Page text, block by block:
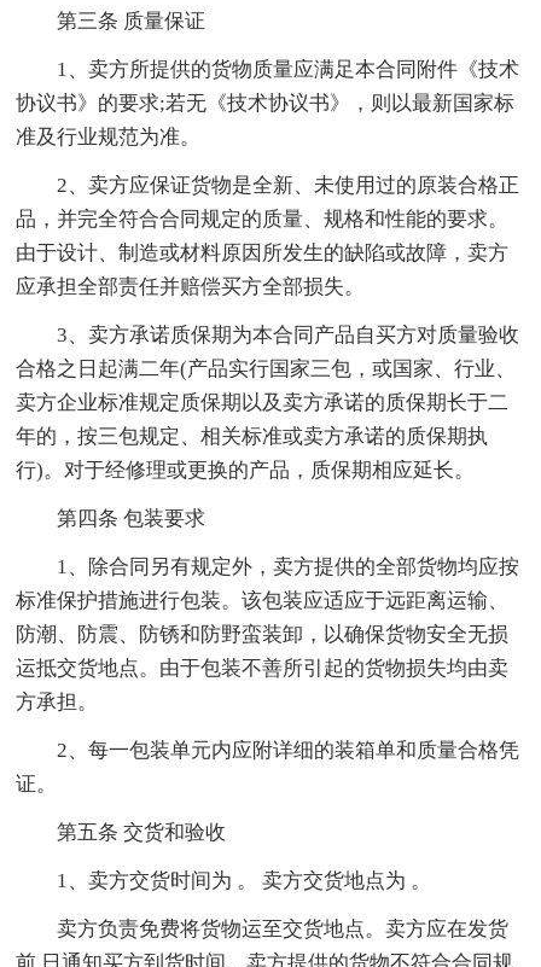
第三条 质量保证
1、卖方所提供的货物质量应满足本合同附件《技术
协议书》的要求;若无《技术协议书》，则以最新国家标
准及行业规范为准。
2、卖方应保证货物是全新、未使用过的原装合格正
品，并完全符合合同规定的质量、规格和性能的要求。
由于设计、制造或材料原因所发生的缺陷或故障，卖方
应承担全部责任并赔偿买方全部损失。
3、卖方承诺质保期为本合同产品自买方对质量验收
合格之日起满二年(产品实行国家三包，或国家、行业、
卖方企业标准规定质保期以及卖方承诺的质保期长于二
年的，按三包规定、相关标准或卖方承诺的质保期执
行)。对于经修理或更换的产品，质保期相应延长。
第四条 包装要求
1、除合同另有规定外，卖方提供的全部货物均应按
标准保护措施进行包装。该包装应适应于远距离运输、
防潮、防震、防锈和防野蛮装卸，以确保货物安全无损
运抵交货地点。由于包装不善所引起的货物损失均由卖
方承担。
2、每一包装单元内应附详细的装箱单和质量合格凭
证。
第五条 交货和验收
1、卖方交货时间为 。 卖方交货地点为 。
卖方负责免费将货物运至交货地点。卖方应在发货